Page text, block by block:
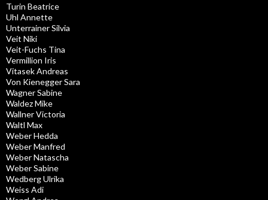
Turin Beatrice
Uhl Annette
Unterrainer Silvia
Veit Niki
Veit-Fuchs Tina
Vermillion Iris
Vitasek Andreas
Von Kienegger Sara
Wagner Sabine
Waldez Mike
Wallner Victoria
Waltl Max
Weber Hedda
Weber Manfred
Weber Natascha
Weber Sabine
Wedberg Ulrika
Weiss Adi